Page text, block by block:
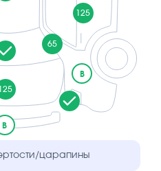
B
125
65
B
царапины